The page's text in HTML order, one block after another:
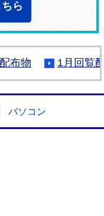
ら
布物 1月回覧
パソコン